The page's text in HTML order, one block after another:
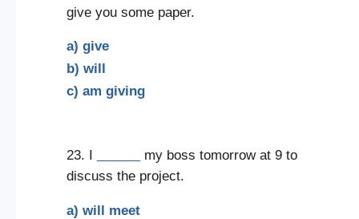
give you some paper.
a) give
b) will
c) am giving
23. I
my boss tomorrow at 9 to
discuss the project.
a) will meet